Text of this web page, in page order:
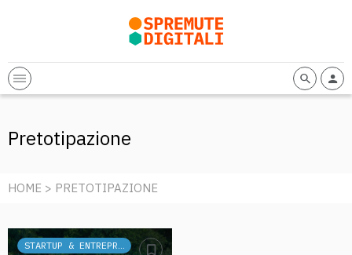
Pretotipazione
HOME > PRETOTIPAZIONE
STARTUP & ENTREPRENEURSHIP